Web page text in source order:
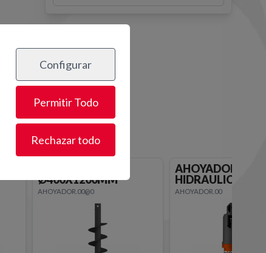
HIDRAULICA Ø400MM
AHOYADOR.00
FRESADORA
HIDRAULICA
CARGADORA@10
Configurar
Permitir Todo
Rechazar todo